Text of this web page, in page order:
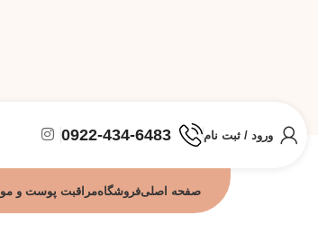
ورود / ثبت نام 0922-434-6483
صفحه اصلیفروشگاهمراقبت پوست و مو